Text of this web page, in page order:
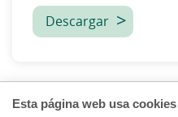
Esta página web usa cookies
Descargar